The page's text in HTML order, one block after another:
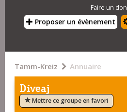
Faire un don
Proposer un évènement
Tamm-Kreiz Annuaire
Diveaj
Mettre ce groupe en favori